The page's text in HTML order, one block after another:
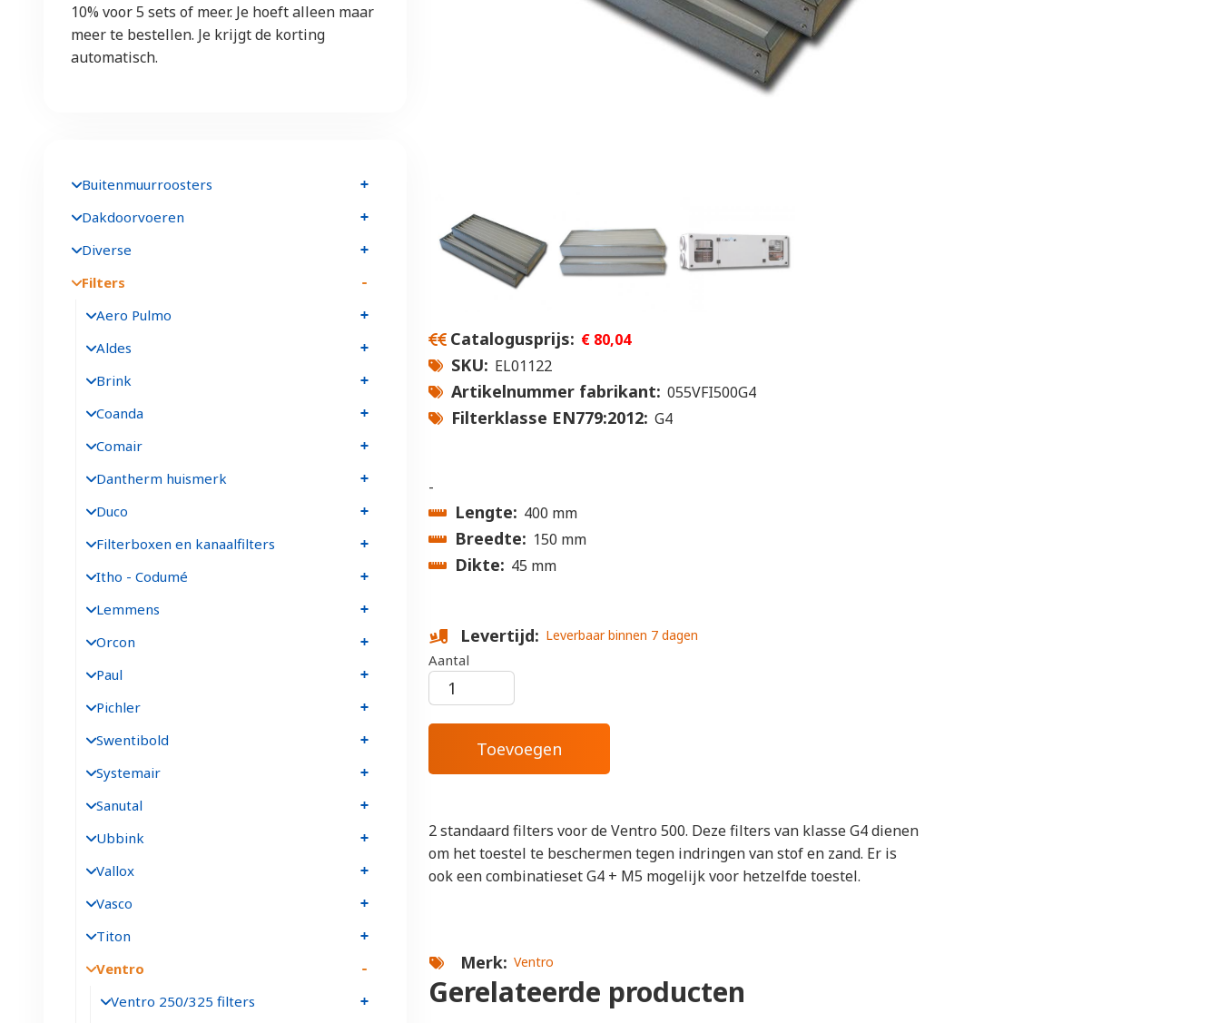
Catalogusprijs € 80,04
SKU EL01122
Artikelnummer fabrikant 055VFI500G4
Filterklasse EN779:2012 G4
-
Lengte 400 mm
Breedte 150 mm
Dikte 45 mm
Levertijd Leverbaar binnen 7 dagen
Aantal
2 standaard filters voor de Ventro 500. Deze filters van klasse G4 dienen
om het toestel te beschermen tegen indringen van stof en zand. Er is
ook een combinatieset G4 + M5 mogelijk voor hetzelfde toestel.
Merk Ventro
Gerelateerde producten
10% voor 5 sets of meer. Je hoeft alleen maar
meer te bestellen. Je krijgt de korting
automatisch.
Buitenmuurroosters
Dakdoorvoeren
Diverse
Filters
Aero Pulmo
Aldes
Brink
Coanda
Comair
Dantherm huismerk
Duco
Filterboxen en kanaalfilters
Itho - Codumé
Lemmens
Orcon
Paul
Pichler
Swentibold
Systemair
Sanutal
Ubbink
Vallox
Vasco
Titon
Ventro
Ventro 250/325 filters